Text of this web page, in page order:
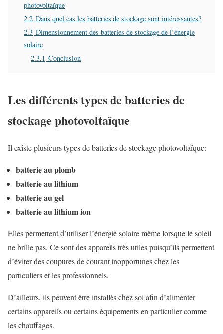
photovoltaïque
2.2 Dans quel cas les batteries de stockage sont intéressantes?
2.3 Dimensionnement des batteries de stockage de l’énergie
solaire
2.3.1 Conclusion
Les différents types de batteries de
stockage photovoltaïque
Il existe plusieurs types de batteries de stockage photovoltaïque:
batterie au plomb
batterie au lithium
batterie au gel
batterie au lithium ion
Elles permettent d’utiliser l’énergie solaire même lorsque le soleil
ne brille pas. Ce sont des appareils très utiles puisqu’ils permettent
d’éviter des coupures de courant inopportunes chez les
particuliers et les professionnels.
D’ailleurs, ils peuvent être installés chez soi afin d’alimenter
certains appareils ou certains équipements en particulier comme
les chauffages.